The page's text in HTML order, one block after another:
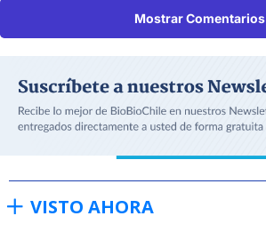
Mostrar Comentarios
VISTO AHORA